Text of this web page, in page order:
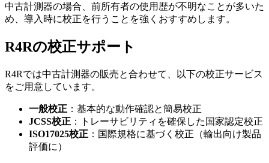
中古計測器の場合、前所有者の使用歴が不明なことが多いた
め、導入時に校正を行うことを強くおすすめします。
R4Rの校正サポート
R4Rでは中古計測器の販売と合わせて、以下の校正サービス
をご用意しています。
一般校正 ：基本的な動作確認と簡易校正
JCSS校正 ：トレーサビリティを確保した国家認定校正
ISO17025校正 ：国際規格に基づく校正（輸出向け製品
評価に）